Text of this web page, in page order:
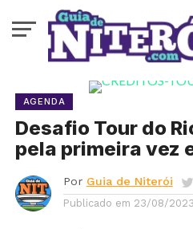
AGENDA
Desafio Tour do
pela primeira vez
Por Guia de Niterói
Publicado em 23/08/2023